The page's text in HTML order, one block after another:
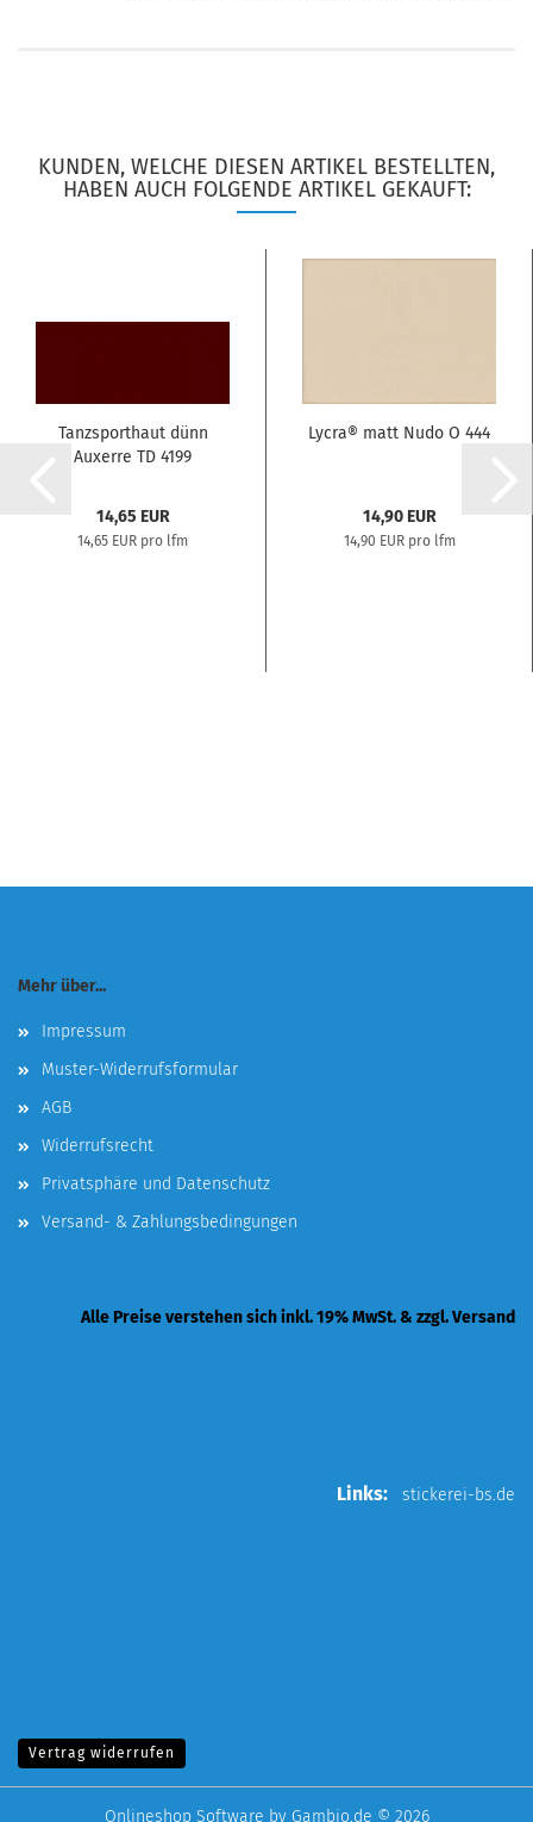
KUNDEN, WELCHE DIESEN ARTIKEL BESTELLTEN,
HABEN AUCH FOLGENDE ARTIKEL GEKAUFT:
Tanzsporthaut dünn
Auxerre TD 4199
14,65 EUR
14,65 EUR pro lfm
Lycra® matt Nudo O 444
14,90 EUR
14,90 EUR pro lfm
Mehr über...
Impressum
Muster-Widerrufsformular
AGB
Widerrufsrecht
Privatsphäre und Datenschutz
Versand- & Zahlungsbedingungen
Alle Preise verstehen sich inkl. 19% MwSt. & zzgl. Versand
Links: stickerei-bs.de
Vertrag widerrufen
Onlineshop Software by Gambio.de © 2026